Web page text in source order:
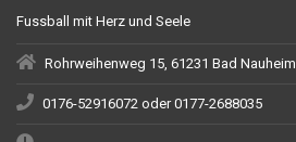
Fussball mit Herz und Seele
Rohrweihenweg 15, 61231 Bad Nauheim
0176-52916072 oder 0177-2688035